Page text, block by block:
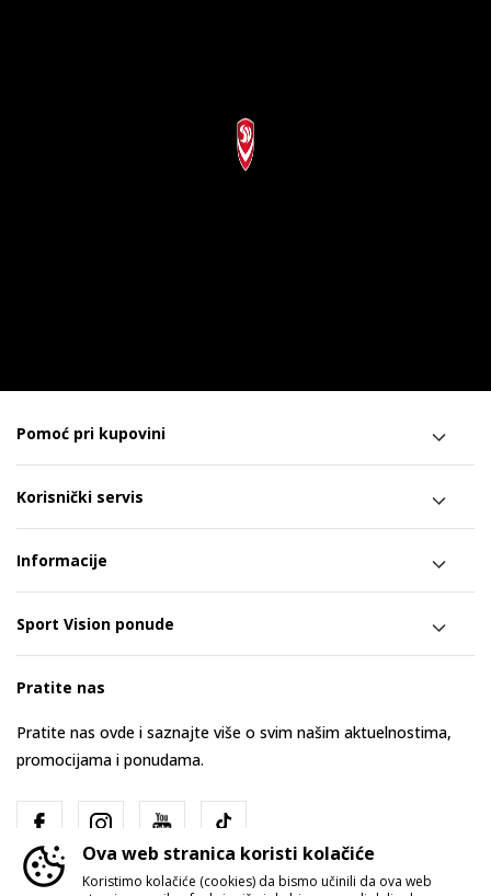
Pomoć pri kupovini
Korisnički servis
Informacije
Sport Vision ponude
Pratite nas
Pratite nas ovde i saznajte više o svim našim aktuelnostima,
promocijama i ponudama.
Ova web stranica koristi kolačiće
Koristimo kolačiće (cookies) da bismo učinili da ova web